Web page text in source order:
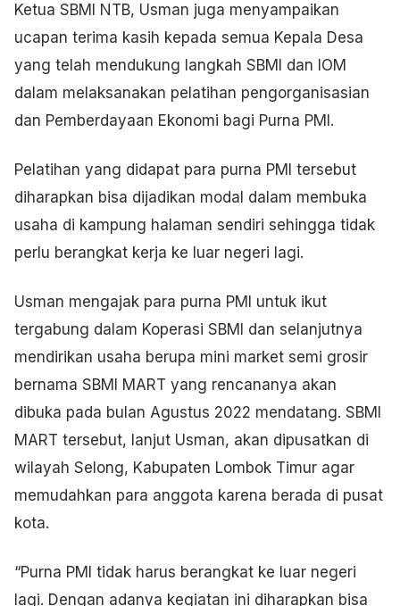
Ketua SBMI NTB, Usman juga menyampaikan
ucapan terima kasih kepada semua Kepala Desa
yang telah mendukung langkah SBMI dan IOM
dalam melaksanakan pelatihan pengorganisasian
dan Pemberdayaan Ekonomi bagi Purna PMI.
Pelatihan yang didapat para purna PMI tersebut
diharapkan bisa dijadikan modal dalam membuka
usaha di kampung halaman sendiri sehingga tidak
perlu berangkat kerja ke luar negeri lagi.
Usman mengajak para purna PMI untuk ikut
tergabung dalam Koperasi SBMI dan selanjutnya
mendirikan usaha berupa mini market semi grosir
bernama SBMI MART yang rencananya akan
dibuka pada bulan Agustus 2022 mendatang. SBMI
MART tersebut, lanjut Usman, akan dipusatkan di
wilayah Selong, Kabupaten Lombok Timur agar
memudahkan para anggota karena berada di pusat
kota.
“Purna PMI tidak harus berangkat ke luar negeri
lagi. Dengan adanya kegiatan ini diharapkan bisa